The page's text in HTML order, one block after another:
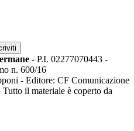
- P.I. 02277070443 -
n. 600/16
- Editore: CF Comunicazione
il materiale è coperto da